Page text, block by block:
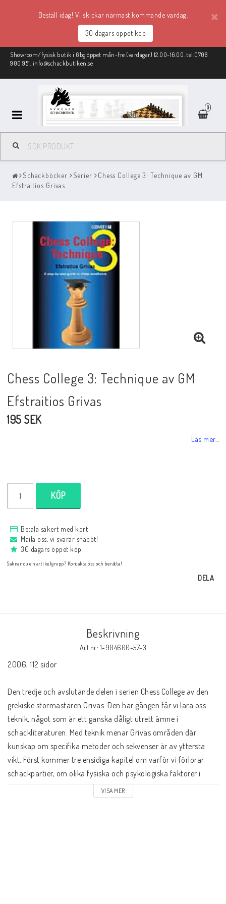
Beställ idag! Vi skickar närmast kommande vardag.
30 dagars öppet köp
Showroom/fysisk butik i Gbg öppet mån-fre (vardagar) 12.00-16.00. tel:0708
900 951, info@schackbutiken.se
0
Schackmaterial
REA
Schackböcker
Black Week 2025
Lektioner/undervisning
Schackdatorer
Schackspelsprogram
Ladda ner
Övrigt
Ari gillar
Presentkort
Övriga schackböcker
Schackböcker Serier
Chess College 3: Technique av GM
Efstraitios Grivas
Chess College 3: Technique av GM
Efstraitios Grivas
195 SEK
Läs mer...
KÖP
Betala säkert med kort
Maila oss, vi svarar snabbt!
30 dagars öppet köp
Saknar du en artikelgrupp? Kontakta oss och berätta!
DELA
Beskrivning
Art.nr: 1-904600-57-3
2006, 112 sidor
Den tredje och avslutande delen i serien Chess College av den
grekiske stormästaren Grivas. Den här gången får vi lära oss
teknik, något som är ett ganska dåligt utrett ämne i
schackliteraturen. Med teknik menar Grivas områden där
kunskap om specifika metoder och sekvenser är av yttersta
vikt. Först kommer tre ensidiga kapitel om varför vi förlorar
schackpartier, om olika fysiska och psykologiska faktorer i
schack och tips på vidare litteratur för den som "tagit
studenten" i Grivas’ skola. Sedan kommer ett kapitel om
VISA MER